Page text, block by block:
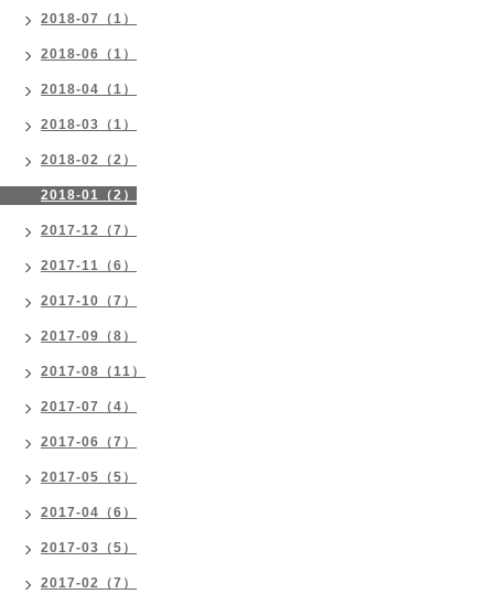
2018-07（1）
2018-06（1）
2018-04（1）
2018-03（1）
2018-02（2）
2018-01（2）
2017-12（7）
2017-11（6）
2017-10（7）
2017-09（8）
2017-08（11）
2017-07（4）
2017-06（7）
2017-05（5）
2017-04（6）
2017-03（5）
2017-02（7）